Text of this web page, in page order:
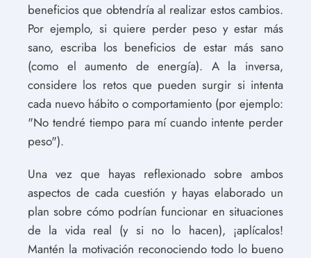
beneficios que obtendría al realizar estos cambios.
Por ejemplo, si quiere perder peso y estar más
sano, escriba los beneficios de estar más sano
(como el aumento de energía). A la inversa,
considere los retos que pueden surgir si intenta
cada nuevo hábito o comportamiento (por ejemplo:
"No tendré tiempo para mí cuando intente perder
peso").
Una vez que hayas reflexionado sobre ambos
aspectos de cada cuestión y hayas elaborado un
plan sobre cómo podrían funcionar en situaciones
de la vida real (y si no lo hacen), ¡aplícalos!
Mantén la motivación reconociendo todo lo bueno